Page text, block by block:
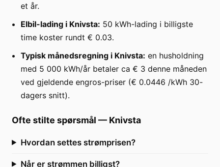
et år.
Elbil-lading i Knivsta: 50 kWh-lading i billigste
time koster rundt € 0.03.
Typisk månedsregning i Knivsta: en husholdning
med 5 000 kWh/år betaler ca € 3 denne måneden
ved gjeldende engros-priser (€ 0.0446 /kWh 30-
dagers snitt).
Ofte stilte spørsmål — Knivsta
Hvordan settes strømprisen?
Når er strømmen billigst?